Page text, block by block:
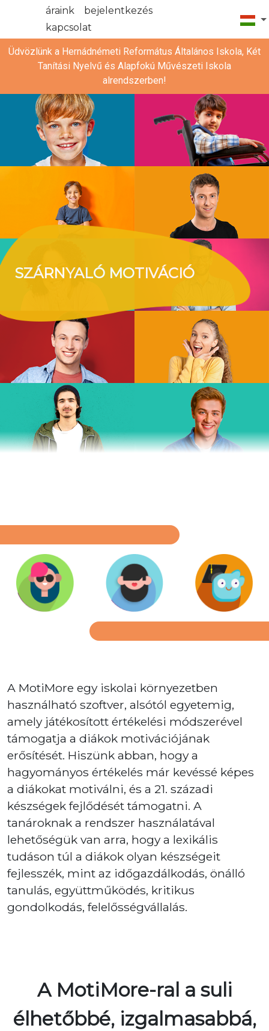
áraink
bejelentkezés
kapcsolat
Üdvözlünk a Hernádnémeti Református Általános Iskola, Két
Tanítási Nyelvű és Alapfokú Művészeti Iskola
alrendszerben!
SZÁRNYALÓ MOTIVÁCIÓ
A MotiMore egy iskolai környezetben
használható szoftver, alsótól egyetemig,
amely játékosított értékelési módszerével
támogatja a diákok motivációjának
erősítését. Hiszünk abban, hogy a
hagyományos értékelés már kevéssé képes
a diákokat motiválni, és a 21. századi
készségek fejlődését támogatni. A
tanároknak a rendszer használatával
lehetőségük van arra, hogy a lexikális
tudáson túl a diákok olyan készségeit
fejlesszék, mint az időgazdálkodás, önálló
tanulás, együttműködés, kritikus
gondolkodás, felelősségvállalás.
A MotiMore-ral a suli
élhetőbbé, izgalmasabbá,